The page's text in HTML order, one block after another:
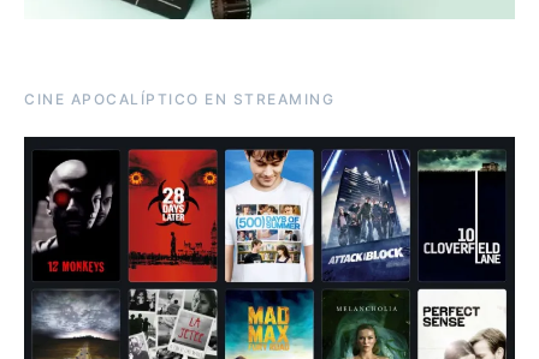
CINE APOCALÍPTICO EN STREAMING